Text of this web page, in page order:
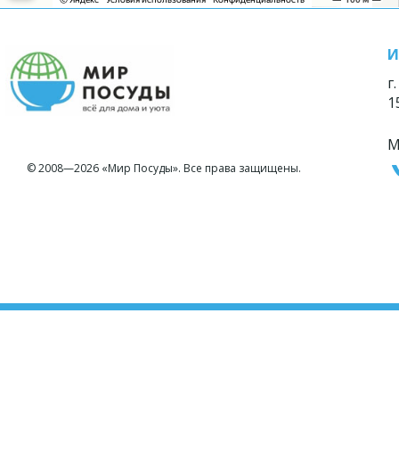
© 2008—2026 «Мир Посуды». Все права защищены.